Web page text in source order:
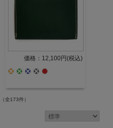
価格：12,100円(税込)
（全173件）